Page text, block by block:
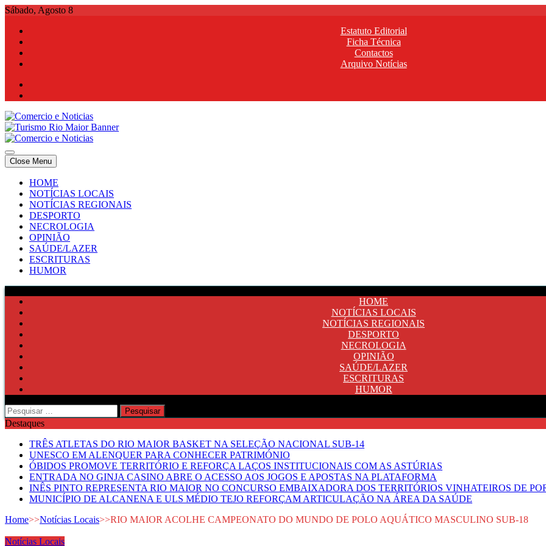
Skip
content
Sábado, Agosto 8
Estatuto Editorial
Ficha Técnica
Contactos
Arquivo Notícias
Comercio e Noticias
Notícias e Publicidade Online
Comercio e Noticias
Notícias e Publicidade Online
Close Menu
HOME
NOTÍCIAS LOCAIS
NOTÍCIAS REGIONAIS
DESPORTO
NECROLOGIA
OPINIÃO
SAÚDE/LAZER
ESCRITURAS
HUMOR
HOME
NOTÍCIAS LOCAIS
NOTÍCIAS REGIONAIS
DESPORTO
NECROLOGIA
OPINIÃO
SAÚDE/LAZER
ESCRITURAS
HUMOR
Pesquisar
por:
Destaques
TRÊS ATLETAS DO RIO MAIOR BASKET NA SELEÇÃO NACIONAL SUB-14
UNESCO EM ALENQUER PARA CONHECER PATRIMÓNIO
ÓBIDOS PROMOVE TERRITÓRIO E REFORÇA LAÇOS INSTITUCIONAIS COM AS ASTÚRIAS
ENTRADA NO GINJA CASINO ABRE O ACESSO AOS JOGOS E APOSTAS NA PLATAFORMA
INÊS PINTO REPRESENTA RIO MAIOR NO CONCURSO EMBAIXADORA DOS TERRITÓRIOS VINHATEIROS DE
MUNICÍPIO DE ALCANENA E ULS MÉDIO TEJO REFORÇAM ARTICULAÇÃO NA ÁREA DA SAÚDE
Home>>Notícias Locais>>RIO MAIOR ACOLHE CAMPEONATO DO MUNDO DE POLO AQUÁTICO MASCULINO SUB-18
Notícias Locais